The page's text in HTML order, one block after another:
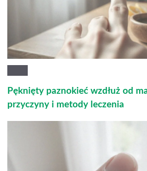
Pęknięty paznokieć wzdłuż od
przyczyny i metody leczenia